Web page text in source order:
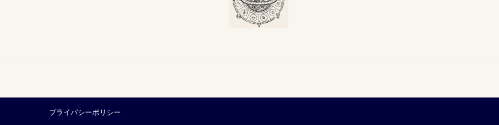
プライバシーポリシー